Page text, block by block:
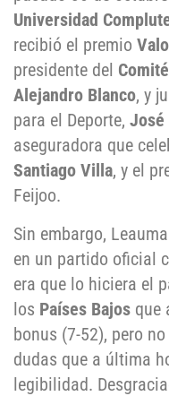
Universidad
recibió el premio
presidente del
Alejandro Blanco, y
para el Deporte, José
aseguradora que
Santiago Villa, y el
Feijoo.
Sin embargo,
en un partido oficial
era que lo hiciera el
los Países Bajos que
bonus (7-52), pero
dudas que a última
legibilidad.